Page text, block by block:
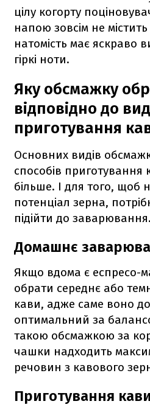
цілу когорту
напою зовсім не
натомість має яскраво
гіркі ноти.
Яку обсмажку
відповідно до
приготування
Основних видів
способів приготування
більше. І для того, щоб
потенціал зерна,
підійти до заварювання.
Домашнє
Якщо вдома є еспресо-
обрати середнє або
кави, адже саме воно
оптимальний за
такою обсмажкою за
чашки надходить
речовин з кавового
Приготування